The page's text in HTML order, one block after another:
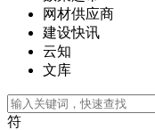
网材供应商
建设快讯
云知
文库
符